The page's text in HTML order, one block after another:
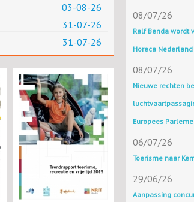
03-08-26
31-07-26
31-07-26
08/07/26
Ralf Benda wordt
Horeca Nederland
08/07/26
Nieuwe rechten
Europees
06/07/26
Toerisme naar
29/06/26
Aanpassing